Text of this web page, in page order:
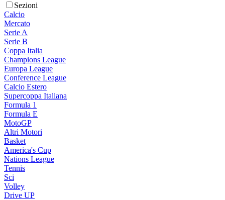
Sezioni
Calcio
Mercato
Serie A
Serie B
Coppa Italia
Champions League
Europa League
Conference League
Calcio Estero
Supercoppa Italiana
Formula 1
Formula E
MotoGP
Altri Motori
Basket
America's Cup
Nations League
Tennis
Sci
Volley
Drive UP